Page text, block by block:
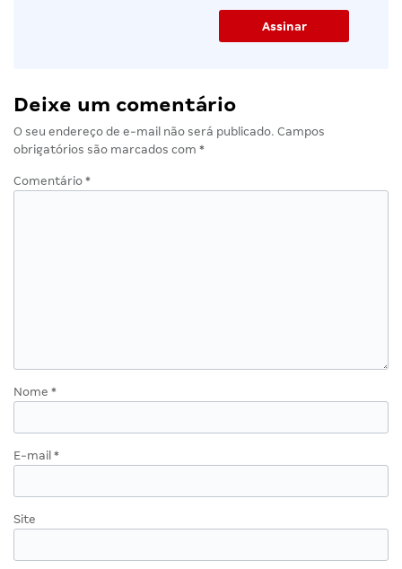
Deixe um comentário
O seu endereço de e-mail não será publicado. Campos
obrigatórios são marcados com *
Comentário *
Nome *
E-mail *
Site